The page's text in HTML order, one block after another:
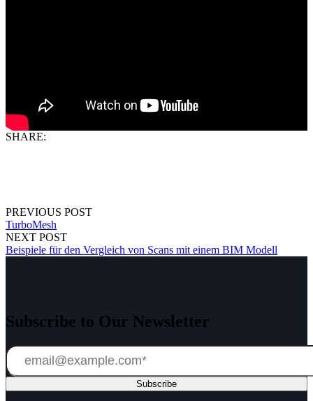
SHARE:
PREVIOUS POST
TurboMesh
NEXT POST
Beispiele für den Vergleich von Scans mit einem BIM Modell
Subscribe to Our Newsletter